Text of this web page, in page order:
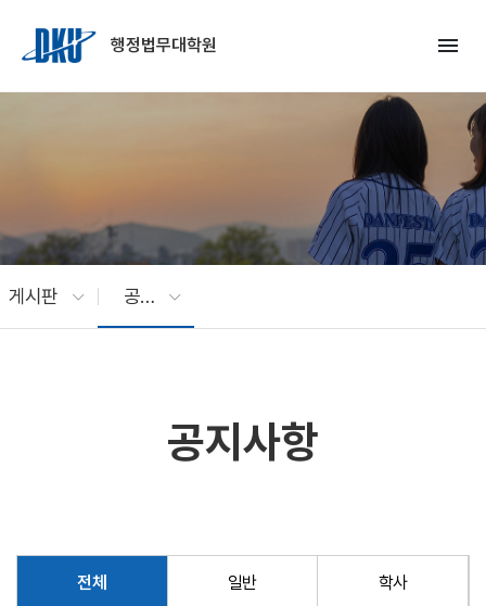
행정법무대학원
menu
게시판 공지사항
공지사항
전체 일반 학사